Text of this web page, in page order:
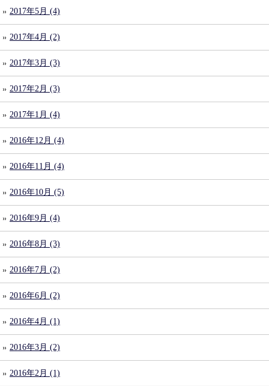
2017年5月 (4)
2017年4月 (2)
2017年3月 (3)
2017年2月 (3)
2017年1月 (4)
2016年12月 (4)
2016年11月 (4)
2016年10月 (5)
2016年9月 (4)
2016年8月 (3)
2016年7月 (2)
2016年6月 (2)
2016年4月 (1)
2016年3月 (2)
2016年2月 (1)